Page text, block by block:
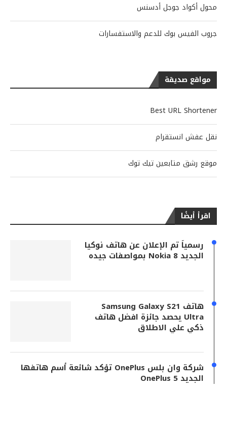
محول أكواد جوجل أدسنس
جروب الفيس بوك للدعم والاستفسارات
مواقع صديقة
Best URL Shortener
نقل عفش انستقرام
موقع رشق متابعين تيك توك
اقرأ أيضًا
رسمياً تم الإعلان عن هاتف نوكيا
الجديد Nokia 8 بمواصفات جيده
هاتف Samsung Galaxy S21
Ultra يحصد جائزة افضل هاتف
ذكي علي الاطلاق
شركة وان بلس OnePlus تؤكد شائعة أسم هاتفها
الجديد OnePlus 5